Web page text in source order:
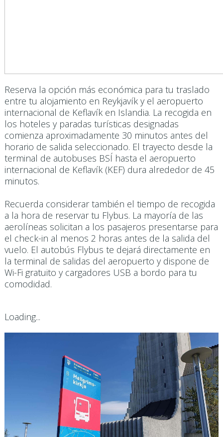
Reserva la opción más económica para tu traslado
entre tu alojamiento en Reykjavík y el aeropuerto
internacional de Keflavík en Islandia. La recogida en
los hoteles y paradas turísticas designadas
comienza aproximadamente 30 minutos antes del
horario de salida seleccionado. El trayecto desde la
terminal de autobuses BSÍ hasta el aeropuerto
internacional de Keflavík (KEF) dura alrededor de 45
minutos.
Recuerda considerar también el tiempo de recogida
a la hora de reservar tu Flybus. La mayoría de las
aerolíneas solicitan a los pasajeros presentarse para
el check-in al menos 2 horas antes de la salida del
vuelo. El autobús Flybus te dejará directamente en
la terminal de salidas del aeropuerto y dispone de
Wi-Fi gratuito y cargadores USB a bordo para tu
comodidad.
Loading...